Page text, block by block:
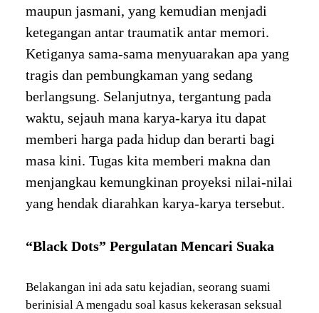
maupun jasmani, yang kemudian menjadi
ketegangan antar traumatik antar memori.
Ketiganya sama-sama menyuarakan apa yang
tragis dan pembungkaman yang sedang
berlangsung. Selanjutnya, tergantung pada
waktu, sejauh mana karya-karya itu dapat
memberi harga pada hidup dan berarti bagi
masa kini. Tugas kita memberi makna dan
menjangkau kemungkinan proyeksi nilai-nilai
yang hendak diarahkan karya-karya tersebut.
“Black Dots” Pergulatan Mencari Suaka
Belakangan ini ada satu kejadian, seorang suami
berinisial A mengadu soal kasus kekerasan seksual